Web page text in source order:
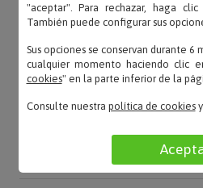
«Todo perfecto y la
"aceptar". Para rechazar, haga
También puede configurar sus
Sus opciones se conservan durante 6
cualquier momento haciendo clic
cookies" en la parte inferior de la
Consulte nuestra política de cookiesy